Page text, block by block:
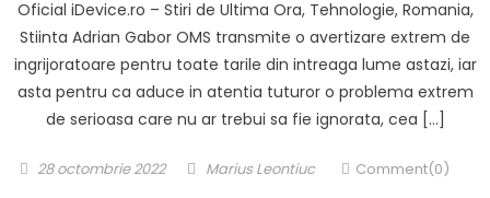
Oficial iDevice.ro – Stiri de Ultima Ora, Tehnologie, Romania,
Stiinta Adrian Gabor OMS transmite o avertizare extrem de
ingrijoratoare pentru toate tarile din intreaga lume astazi, iar
asta pentru ca aduce in atentia tuturor o problema extrem
de serioasa care nu ar trebui sa fie ignorata, cea […]
Posted
28 octombrie 2022 Author
Marius Leontiuc Comment(0)